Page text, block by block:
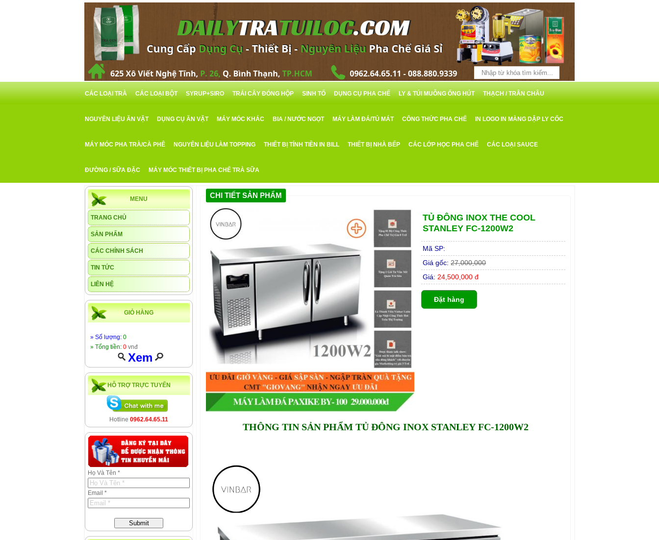
CÁC LOẠI TRÀ CÁC LOẠI BỘT SYRUP+SIRO TRÁI CÂY ĐÓNG HỘP SINH TỐ DỤNG CỤ PHA CHẾ LY & TÚI MUỖNG ỐNG HÚT THẠCH / TRÂN CHÂU
NGUYÊN LIỆU ĂN VẶT DỤNG CỤ ĂN VẶT MÁY MÓC KHÁC BIA / NƯỚC NGỌT MÁY LÀM ĐÁ/TỦ MÁT CÔNG THỨC PHA CHẾ IN LOGO IN MÀNG DẬP LY CỐC
MÁY MÓC PHA TRÀ/CÀ PHÊ NGUYÊN LIỆU LÀM TOPPING THIẾT BỊ TÍNH TIỀN IN BILL THIẾT BỊ NHÀ BẾP CÁC LỚP HỌC PHA CHẾ CÁC LOẠI SAUCE
ĐƯỜNG / SỮA ĐẶC MÁY MÓC THIẾT BỊ PHA CHẾ TRÀ SỮA
CHI TIẾT SẢN PHẨM
TỦ ĐÔNG INOX THE COOL
STANLEY FC-1200W2
Mã SP:
Giá gốc: 27,000,000
Giá: 24,500,000 đ
Đặt hàng
THÔNG TIN SẢN PHẨM TỦ ĐÔNG INOX STANLEY FC-1200W2
MENU
TRANG CHỦ
SẢN PHẨM
CÁC CHÍNH SÁCH
TIN TỨC
LIÊN HỆ
GIỎ HÀNG
» Số lượng: 0
» Tổng tiền: 0 vnđ
Xem
HỖ TRỢ TRỰC TUYẾN
Hotline 0962.64.65.11
Họ Và Tên *
Email *
Submit